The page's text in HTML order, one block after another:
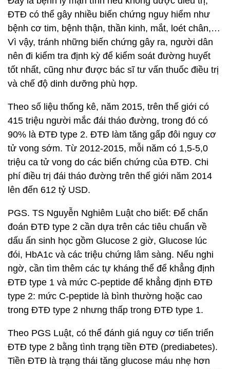
ĐTĐ có thể gây nhiều biến chứng nguy hiểm như
bệnh cơ tim, bệnh thận, thần kinh, mắt, loét chân,…
Vì vậy, tránh những biến chứng gây ra, người dân
nên đi kiểm tra định kỳ để kiểm soát đường huyết
tốt nhất, cũng như được bác sĩ tư vấn thuốc điều trị
và chế độ dinh dưỡng phù hợp.
Theo số liệu thống kê, năm 2015, trên thế giới có
415 triệu người mắc đái tháo đường, trong đó có
90% là ĐTĐ type 2. ĐTĐ làm tăng gấp đôi nguy cơ
tử vong sớm. Từ 2012-2015, mỗi năm có 1,5-5,0
triệu ca tử vong do các biến chứng của ĐTĐ. Chi
phí điều trị đái tháo đường trên thế giới năm 2014
lên đến 612 tỷ USD.
PGS. TS Nguyễn Nghiêm Luật cho biết: Để chẩn
đoán ĐTĐ type 2 cần dựa trên các tiêu chuẩn về
dấu ấn sinh học gồm Glucose 2 giờ, Glucose lúc
đói, HbA1c và các triệu chứng lâm sàng. Nếu nghi
ngờ, cần tìm thêm các tự kháng thể để khẳng định
ĐTĐ type 1 và mức C-peptide để khẳng định ĐTĐ
type 2: mức C-peptide là bình thường hoặc cao
trong ĐTĐ type 2 nhưng thấp trong ĐTĐ type 1.
Theo PGS Luật, có thể đánh giá nguy cơ tiến triển
ĐTĐ type 2 bằng tình trạng tiền ĐTĐ (prediabetes).
Tiền ĐTĐ là trạng thái tăng glucose máu nhẹ hơn